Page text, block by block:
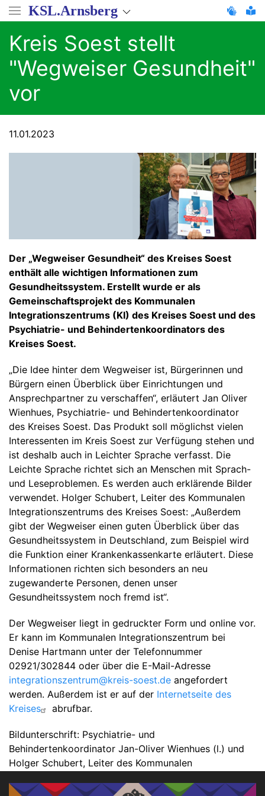
Direkt
zum
Inhalt
KSL.Arnsberg
Kreis Soest stellt
"Wegweiser Gesundheit"
vor
11.01.2023
Der „Wegweiser Gesundheit“ des Kreises Soest
enthält alle wichtigen Informationen zum
Gesundheitssystem. Erstellt wurde er als
Gemeinschaftsprojekt des Kommunalen
Integrationszentrums (KI) des Kreises Soest und des
Psychiatrie- und Behindertenkoordinators des
Kreises Soest.
„Die Idee hinter dem Wegweiser ist, Bürgerinnen und
Bürgern einen Überblick über Einrichtungen und
Ansprechpartner zu verschaffen“, erläutert Jan Oliver
Wienhues, Psychiatrie- und Behindertenkoordinator
des Kreises Soest. Das Produkt soll möglichst vielen
Interessenten im Kreis Soest zur Verfügung stehen und
ist deshalb auch in Leichter Sprache verfasst. Die
Leichte Sprache richtet sich an Menschen mit Sprach-
und Leseproblemen. Es werden auch erklärende Bilder
verwendet. Holger Schubert, Leiter des Kommunalen
Integrationszentrums des Kreises Soest: „Außerdem
gibt der Wegweiser einen guten Überblick über das
Gesundheitssystem in Deutschland, zum Beispiel wird
die Funktion einer Krankenkassenkarte erläutert. Diese
Informationen richten sich besonders an neu
zugewanderte Personen, denen unser
Gesundheitssystem noch fremd ist“.
Der Wegweiser liegt in gedruckter Form und online vor.
Er kann im Kommunalen Integrationszentrum bei
Denise Hartmann unter der Telefonnummer
02921/302844 oder über die E-Mail-Adresse
integrationszentrum@kreis-soest.de angefordert
werden. Außerdem ist er auf der Internetseite des
Kreises
abrufbar.
Bildunterschrift: Psychiatrie- und
Behindertenkoordinator Jan-Oliver Wienhues (l.) und
Holger Schubert, Leiter des Kommunalen
Gesundheit des Kreises Soest vor. Foto: Judith